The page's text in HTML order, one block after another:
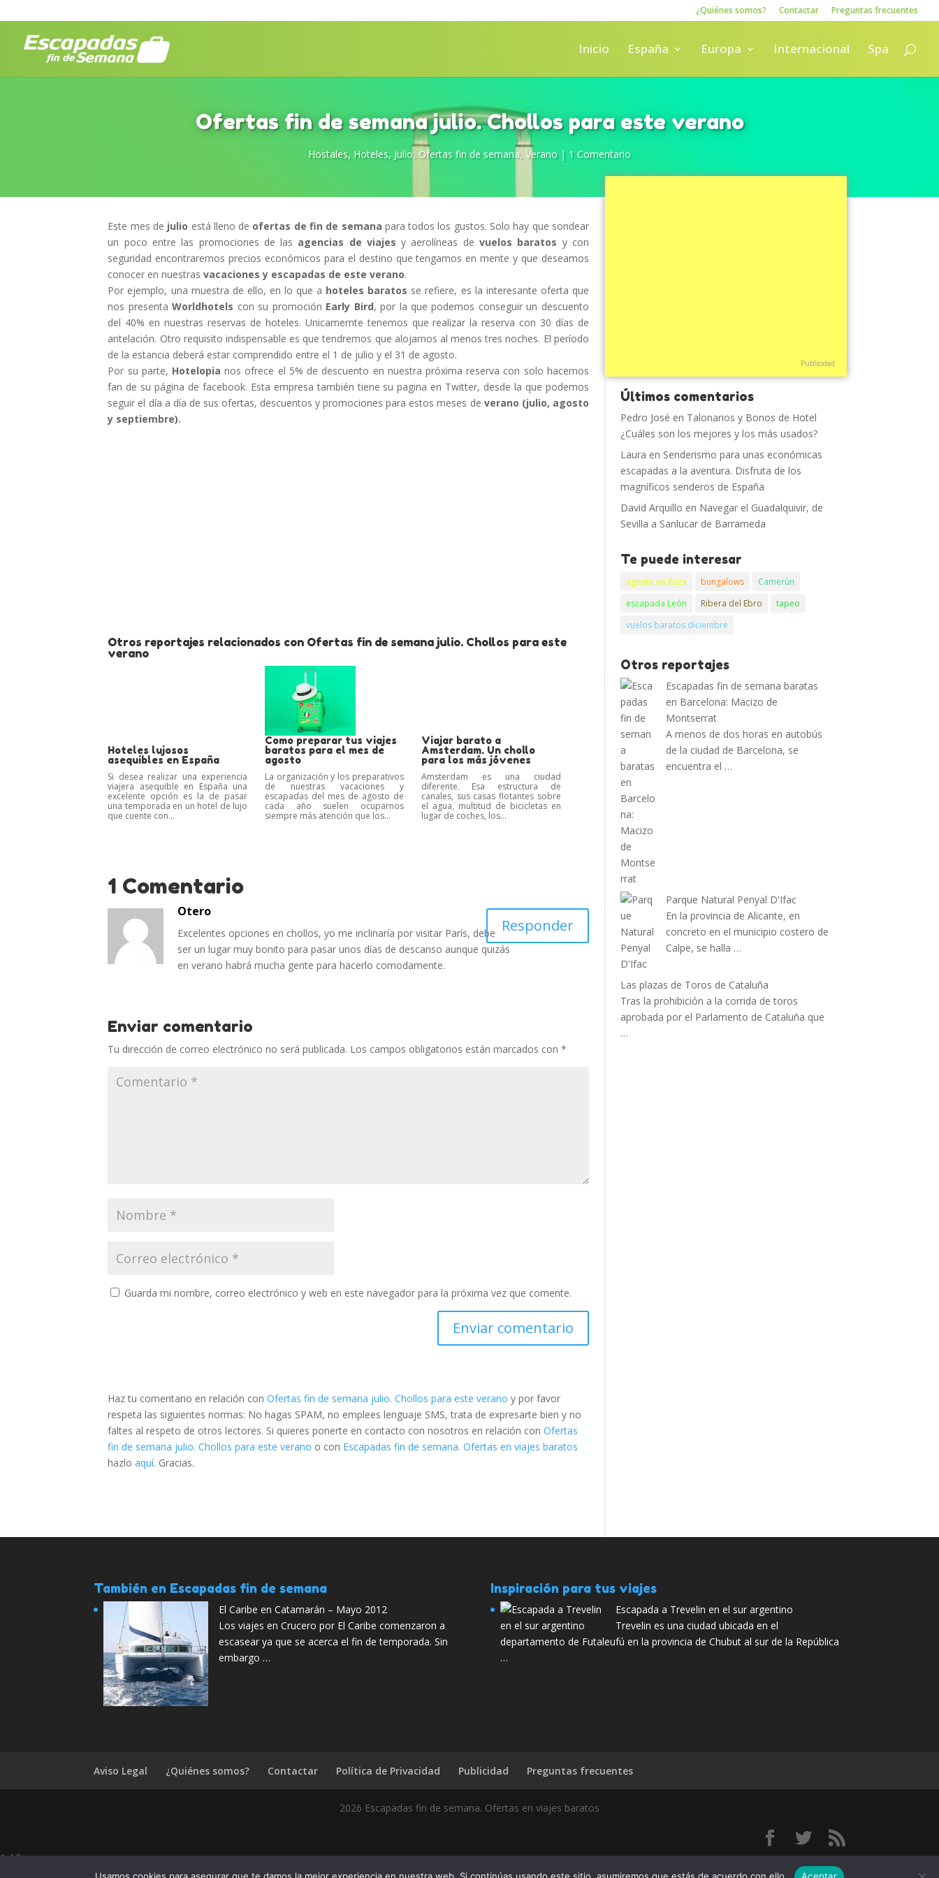
¿Quiénes somos? Contactar Preguntas frecuentes
Inicio España Europa Internacional Spa
Ofertas fin de semana julio. Chollos para este verano
Hostales, Hoteles, Julio, Ofertas fin de semana, Verano| 1 Comentario
Este mes de julio está lleno de ofertas de fin de semana para todos los gustos. Solo hay que sondear
un poco entre las promociones de las agencias de viajesy aerolíneas de vuelos baratos y con
seguridad encontraremos precios económicos para el destino que tengamos en mente y que deseamos
conocer en nuestrasvacaciones y escapadas de este verano.
Por ejemplo, una muestra de ello, en lo que a hoteles baratos se refiere, es la interesante oferta que
nos presentaWorldhotels con su promoción Early Bird, por la que podemos conseguir un descuento
del 40% en nuestras reservas de hoteles. Unicamernte tenemos que realizar la reserva con 30 días de
antelación. Otro requisito indispensable es que tendremos que alojarnos al menos tres noches. El período
de la estancia deberá estar comprendido entre el 1 de julio y el 31 de agosto.
Por su parte, Hotelopia nos ofrece el 5% de descuento en nuestra próxima reserva con solo hacernos
fan de su página de facebook. Esta empresa también tiene su pagina en Twitter, desde la que podemos
seguir el día a día de sus ofertas, descuentos y promociones para estos meses de verano (julio, agosto
y septiembre).
Otros reportajes relacionados con Ofertas fin de semana julio. Chollos para este
verano
Hoteles lujosos
asequibles en España
Si desea realizar una experiencia
viajera asequible en España una
excelente opción es la de pasar
una temporada en un hotel de lujo
que cuente con...
Como preparar tus viajes
baratos para el mes de
agosto
La organización y los preparativos
de nuestras vacaciones y
escapadas del mes de agosto de
cada año suelen ocuparnos
siempre más atención que los...
Viajar barato a
Amsterdam. Un chollo
para los más jóvenes
Amsterdam es una ciudad
diferente. Esa estructura de
canales, sus casas flotantes sobre
el agua, multitud de bicicletas en
lugar de coches, los...
1 Comentario
Otero
Excelentes opciones en chollos, yo me inclinaría por visitar París, debe
ser un lugar muy bonito para pasar unos días de descanso aunque quizás
en verano habrá mucha gente para hacerlo comodamente.
Responder
Enviar comentario
Tu dirección de correo electrónico no será publicada. Los campos obligatorios están marcados con*
Guarda mi nombre, correo electrónico y web en este navegador para la próxima vez que comente.
Haz tu comentario en relación conOfertas fin de semana julio. Chollos para este verano y por favor
respeta las siguientes normas: No hagas SPAM, no emplees lenguaje SMS, trata de expresarte bien y no
faltes al respeto de otros lectores. Si quieres ponerte en contacto con nosotros en relación conOfertas
fin de semana julio. Chollos para este verano o con Escapadas fin de semana. Ofertas en viajes baratos
hazloaquí. Gracias.
Publicidad
Últimos comentarios
Pedro José en Talonarios y Bonos de Hotel
¿Cuáles son los mejores y los más usados?
Laura en Senderismo para unas económicas
escapadas a la aventura. Disfruta de los
magníficos senderos de España
David Arquillo en Navegar el Guadalquivir, de
Sevilla a Sanlucar de Barrameda
Te puede interesar
agosto en Ibiza bungalows
Camerún
escapada León
Ribera del Ebro
tapeo
vuelos baratos diciembre
Otros reportajes
Escapadas fin de semana baratas
en Barcelona: Macizo de
Montserrat
A menos de dos horas en autobús
de la ciudad de Barcelona, se
encuentra el …
Parque Natural Penyal D'Ifac
En la provincia de Alicante, en
concreto en el municipio costero de
Calpe, se halla …
Las plazas de Toros de Cataluña
Tras la prohibición a la corrida de toros
aprobada por el Parlamento de Cataluña que
…
También en Escapadas fin de semana
El Caribe en Catamarán – Mayo 2012
Los viajes en Crucero por El Caribe comenzaron a
escasear ya que se acerca el fin de temporada. Sin
embargo …
Inspiración para tus viajes
Escapada a Trevelin en el sur argentino
Trevelin es una ciudad ubicada en el
departamento de Futaleufú en la provincia de Chubut al sur de la República
…
Aviso Legal ¿Quiénes somos? Contactar Política de Privacidad Publicidad Preguntas frecuentes
2026 Escapadas fin de semana. Ofertas en viajes baratos
1.4.2
¿Te ha gustado Ofertas fin de semana julio. Chollos para este verano? Pues díselo a tus amigos, compártelo